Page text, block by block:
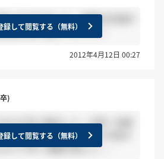
いただけました。 面接は先週の
接は私も酷かったです；
録して閲覧する（無料）
2012年4月12日 00:27
)
3/12日に提出して，以降一切連
ルも4/9に出したのですが音沙
メで早く連絡が欲しい…．
録して閲覧する（無料）